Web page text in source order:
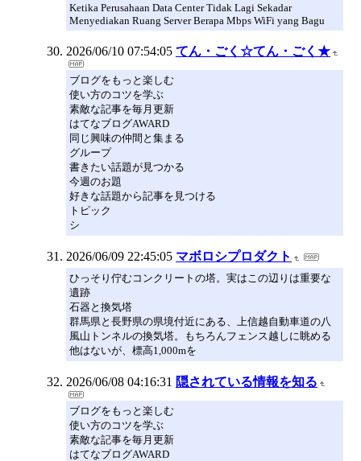
Ketika Perusahaan Data Center Tidak Lagi Sekadar
Menyediakan Ruang Server Berapa Mbps WiFi yang Bagu
2026/06/10 07:54:05 てん・ごく☆てん・ごく★
ブログをもっと楽しむ
使い方のコツを学ぶ
素敵な記事を毎月更新
はてなブログAWARD
同じ興味の仲間と集まる
グループ
書きたい話題が見つかる
今週のお題
好きな話題から記事を見つける
トピック
シ
2026/06/09 22:45:05 マボロシプロダクト
ひっそり佇むコンクリートの塔。実はこの辺りは重要な
遺跡
石器と換気塔
群馬県と長野県の県境付近にある、上信越自動車道の八
風山トンネルの換気塔。もちろんフェンス越しに眺める
他はないが、標高1,000mを
2026/06/08 04:16:31 隠されている情報を知る
ブログをもっと楽しむ
使い方のコツを学ぶ
素敵な記事を毎月更新
はてなブログAWARD